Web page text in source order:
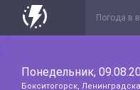
Понедельник,
Бокситогорск,